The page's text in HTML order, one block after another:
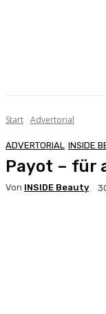
Start Advertorial
ADVERTORIAL INSIDE
Payot – für
Von INSIDE Beauty